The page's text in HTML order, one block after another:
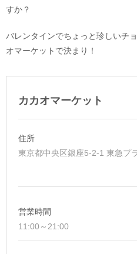
すか？
バレンタインでちょっと珍しいチ
オマーケットで決まり！
カカオマーケット
住所
東京都中央区銀座5-2-1 東急プ
営業時間
11:00～21:00